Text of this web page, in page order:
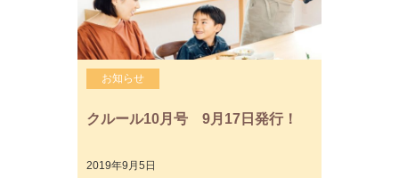
お知らせ
クルール10月号 9月17日発行！
2019年9月5日